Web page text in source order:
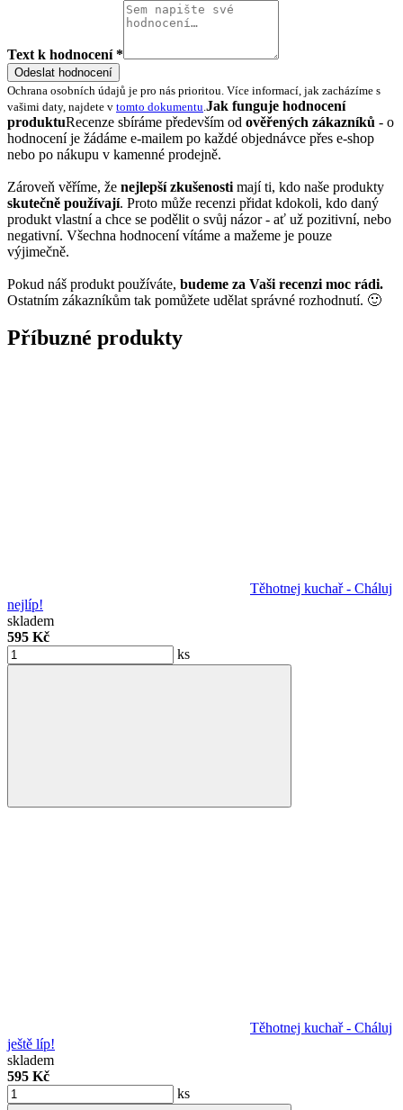
Text k hodnocení *
Odeslat hodnocení
Ochrana osobních údajů je pro nás prioritou. Více informací, jak zacházíme s
vašimi daty, najdete v tomto dokumentu Jak funguje hodnocení
produktuRecenze sbíráme především od ověřených zákazníků - o
hodnocení je žádáme e-mailem po každé objednávce přes e-shop
nebo po nákupu v kamenné prodejně.
Zároveň věříme, že nejlepší zkušenosti mají ti, kdo naše produkty
skutečně používají. Proto může recenzi přidat kdokoli, kdo daný
produkt vlastní a chce se podělit o svůj názor - ať už pozitivní, nebo
negativní. Všechna hodnocení vítáme a mažeme je pouze
výjimečně.
Pokud náš produkt používáte, budeme za Vaši recenzi moc rádi.
Ostatním zákazníkům tak pomůžete udělat správné rozhodnutí. 🙂
Příbuzné produkty
Těhotnej kuchař - Cháluj
nejlíp!
skladem
595 Kč
ks
Těhotnej kuchař - Cháluj
ještě líp!
skladem
595 Kč
ks